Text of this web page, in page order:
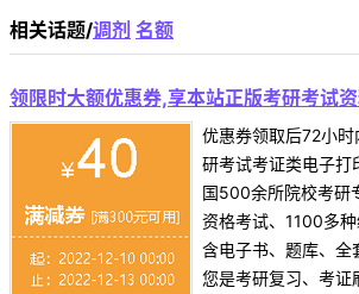
相关话题/调剂 名额
领限时大额优惠券,享本站正版考研考试
优惠券领取后72小
研考试考证类电子打
国500余所院校考研
资格考试、1100多
含电子书、题库、全
您是考研复习、考证